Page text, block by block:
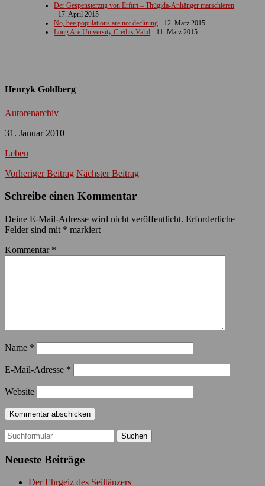
Der Gespensterzug von Erfurt – Thügida-Anhänger marschieren
- 17. April 2015
No, bee populations are not declining - 12. März 2015
Long Are University Credits Valid - 11. März 2015
Henryk Goldberg
Autorenarchiv
31. Januar 2010
Leben
Vorheriger Beitrag Nächster Beitrag
Schreibe einen Kommentar
Deine E-Mail-Adresse wird nicht veröffentlicht. Erforderliche
Felder sind mit * markiert
Kommentar *
Name *
E-Mail-Adresse *
Website
Suchen
nach:
Neueste Beiträge
Der Ehrgeiz des Seiltänzers